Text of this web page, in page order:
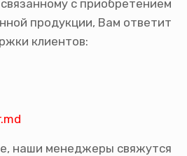
с приобретением
продукции, Вам ответит
клиентов:
наши менеджеры свяжутся